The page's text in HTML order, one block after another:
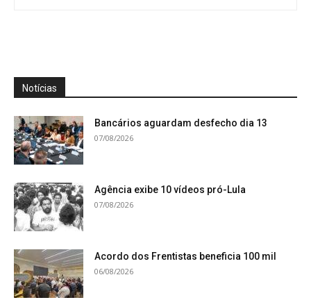
Notícias
Bancários aguardam desfecho dia 13
07/08/2026
Agência exibe 10 vídeos pró-Lula
07/08/2026
Acordo dos Frentistas beneficia 100 mil
06/08/2026